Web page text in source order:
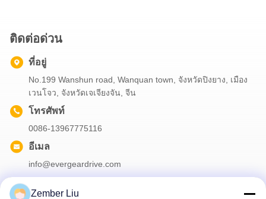
ติดต่อด่วน
ที่อยู่
No.199 Wanshun road, Wanquan town, จังหวัดปิงยาง, เมือง
เวนโจว, จังหวัดเจเจียงจัน, จีน
โทรศัพท์
0086-13967775116
อีเมล
info@evergeardrive.com
Zember Liu